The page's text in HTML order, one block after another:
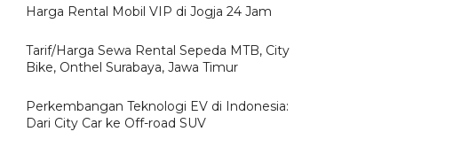
Harga Rental Mobil VIP di Jogja 24 Jam
Tarif/Harga Sewa Rental Sepeda MTB, City
Bike, Onthel Surabaya, Jawa Timur
Perkembangan Teknologi EV di Indonesia:
Dari City Car ke Off-road SUV